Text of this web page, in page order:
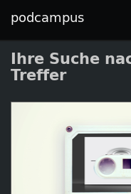
podcampus
Ihre Suche
Treffer